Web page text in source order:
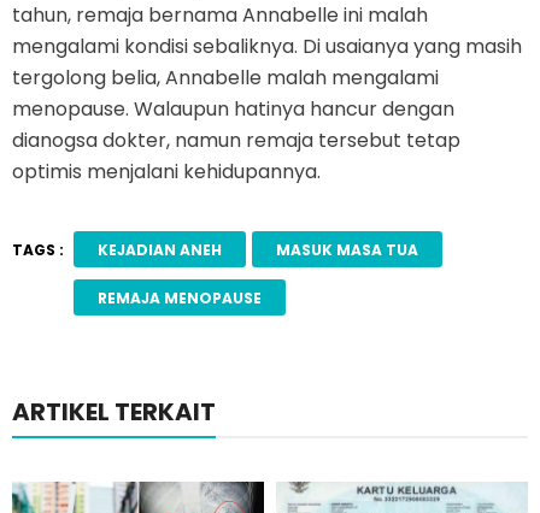
tahun, remaja bernama Annabelle ini malah
mengalami kondisi sebaliknya. Di usaianya yang masih
tergolong belia, Annabelle malah mengalami
menopause. Walaupun hatinya hancur dengan
dianogsa dokter, namun remaja tersebut tetap
optimis menjalani kehidupannya.
TAGS : KEJADIAN ANEH MASUK MASA TUA
REMAJA MENOPAUSE
ARTIKEL TERKAIT